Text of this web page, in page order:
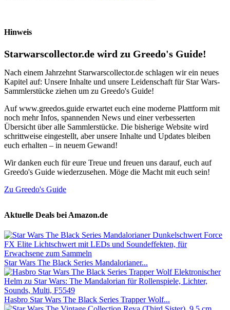
Hinweis
Starwarscollector.de wird zu Greedo's Guide!
Nach einem Jahrzehnt Starwarscollector.de schlagen wir ein neues
Kapitel auf: Unsere Inhalte und unsere Leidenschaft für Star Wars-
Sammlerstücke ziehen um zu Greedo's Guide!
Auf www.greedos.guide erwartet euch eine moderne Plattform mit
noch mehr Infos, spannenden News und einer verbesserten
Übersicht über alle Sammlerstücke. Die bisherige Website wird
schrittweise eingestellt, aber unsere Inhalte und Updates bleiben
euch erhalten – in neuem Gewand!
Wir danken euch für eure Treue und freuen uns darauf, euch auf
Greedo's Guide wiederzusehen. Möge die Macht mit euch sein!
Zu Greedo's Guide
Aktuelle Deals bei Amazon.de
Star Wars The Black Series Mandalorianer...
Hasbro Star Wars The Black Series Trapper Wolf...